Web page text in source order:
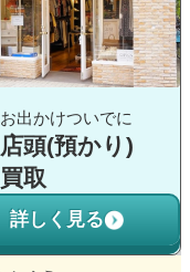
お出かけついでに
店頭(預かり)
買取
詳しく見る